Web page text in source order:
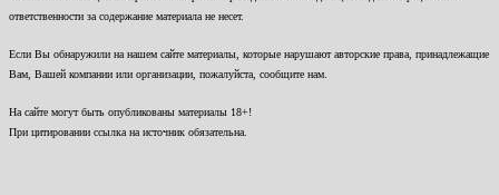
ответственности за содержание материала не несет.
Если Вы обнаружили на нашем сайте материалы, которые нарушают авторские права, принадлежащие
Вам, Вашей компании или организации, пожалуйста, сообщите нам.
На сайте могут быть опубликованы материалы 18+!
При цитировании ссылка на источник обязательна.